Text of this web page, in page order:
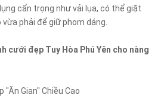
cẩn trọng như vải lụa, có thể giặt
phải để giữ phom dáng.
cưới đẹp Tuy Hòa Phú Yên cho nàng
"Ăn Gian" Chiều Cao